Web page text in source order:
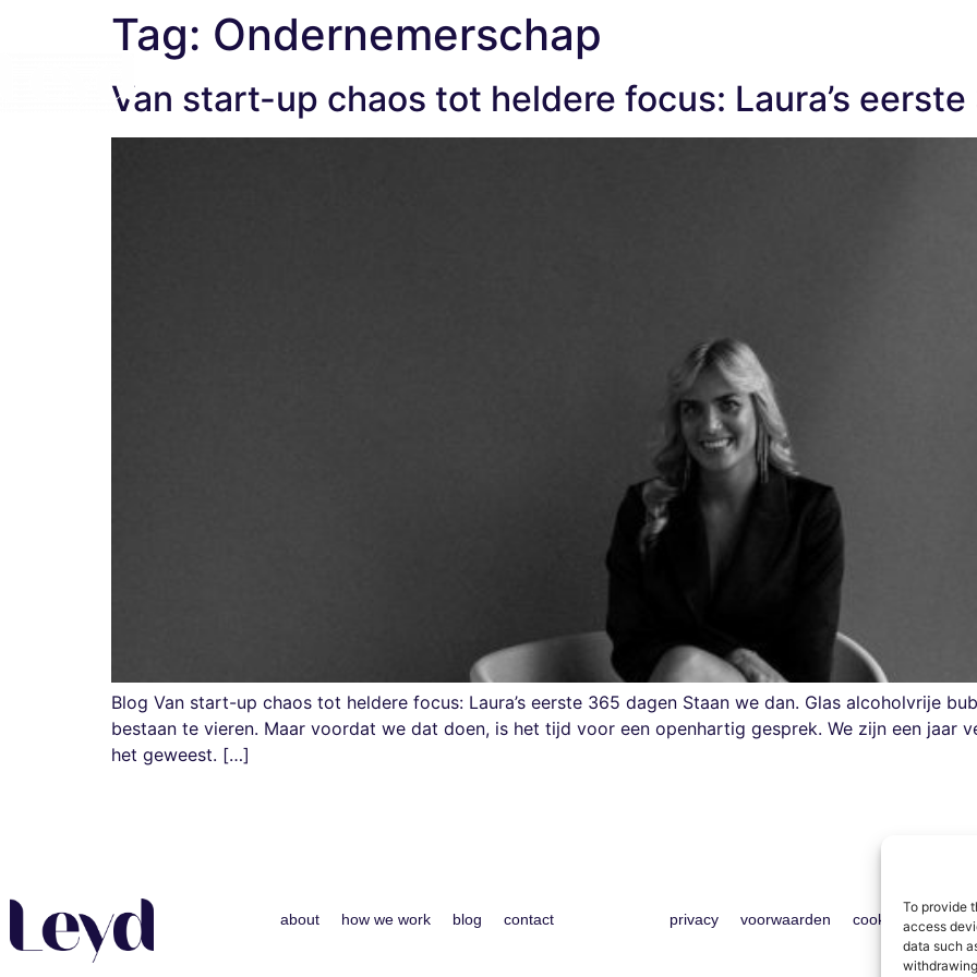
To provide
access
data such
how
Tag: Ondernemerschap
Van start-up chaos tot heldere focus: Laura’s
Blog Van start-up chaos tot heldere focus: Laura’s eerste 365 dagen Staan we dan. Glas alcoholvrije
bestaan te vieren. Maar voordat we dat doen, is het tijd voor een openhartig gesprek. We zijn een jaar
het geweest. […]
about how we work blog contact privacy voorwaarden cookies